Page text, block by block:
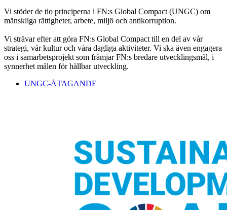
Vi stöder de tio principerna i FN:s Global Compact (UNGC) om
mänskliga rättigheter, arbete, miljö och antikorruption.
Vi strävar efter att göra FN:s Global Compact till en del av vår
strategi, vår kultur och våra dagliga aktiviteter. Vi ska även engagera
oss i samarbetsprojekt som främjar FN:s bredare utvecklingsmål, i
synnerhet målen för hållbar utveckling.
UNGC-ÅTAGANDE